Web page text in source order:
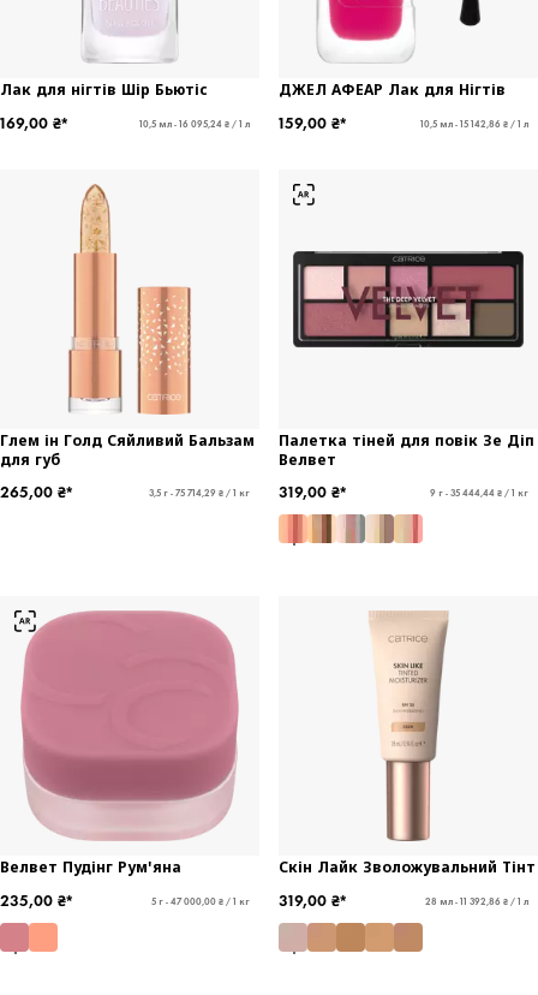
Лак для нігтів Шір Бьютіс
169,00 ₴*
10,5 мл - 16 095,24 ₴ / 1 л
ДЖЕЛ АФЕАР Лак для Нігтів
159,00 ₴*
10,5 мл - 15 142,86 ₴ / 1 л
Глем ін Голд Сяйливий Бальзам
для губ
265,00 ₴*
3,5 г - 75 714,29 ₴ / 1 кг
Палетка тіней для повік Зе Діп
Велвет
319,00 ₴*
9 г - 35 444,44 ₴ / 1 кг
Велвет Пудінг Рум'яна
235,00 ₴*
5 г - 47 000,00 ₴ / 1 кг
Скін Лайк Зволожувальний Тінт
319,00 ₴*
28 мл - 11 392,86 ₴ / 1 л